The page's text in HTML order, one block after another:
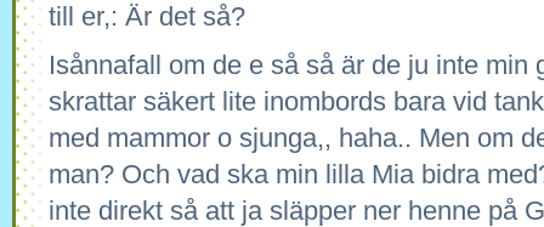
till er,: Är det så?
Isånnafall om de e så så är de ju inte min
skrattar säkert lite inombords bara vid
med mammor o sjunga,, haha.. Men om
man? Och vad ska min lilla Mia bidra
inte direkt så att ja släpper ner henne på